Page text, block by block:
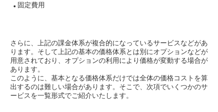
固定費用
さらに、上記の課金体系が複合的になっているサービスなどがあ
ります。そして上記の基本の価格体系とは別にオプションなどが
用意されており、オプションの利用により価格が変動する場合が
あります。
このように、基本となる価格体系だけでは全体の価格コストを算
出するのは難しい場合があります。そこで、次項でいくつかのサ
ービスを一覧形式でご紹介いたします。